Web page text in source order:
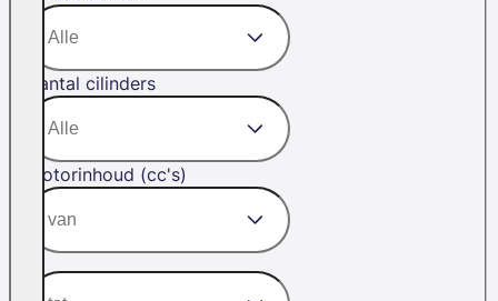
Aantal cilinders
Motorinhoud (cc's)